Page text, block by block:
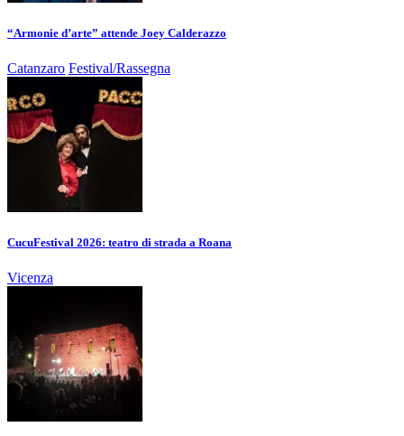
“Armonie d’arte” attende Joey Calderazzo
Catanzaro Festival/Rassegna
CucuFestival 2026: teatro di strada a Roana
Vicenza